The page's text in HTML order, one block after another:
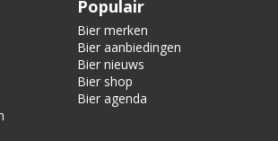
Populair
Bier merken
Bier aanbiedingen
Bier nieuws
Bier shop
Bier agenda